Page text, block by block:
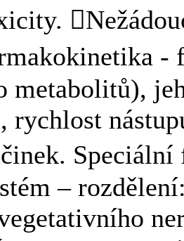
metabolitů),
rychlost
–